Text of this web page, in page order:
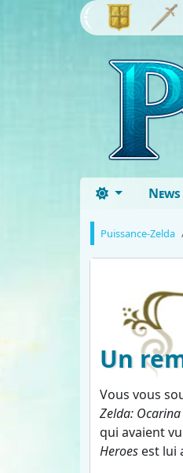
News
Puissance-Zelda
Un
Vous vous
Zelda:
qui avaient
Heroes est lui